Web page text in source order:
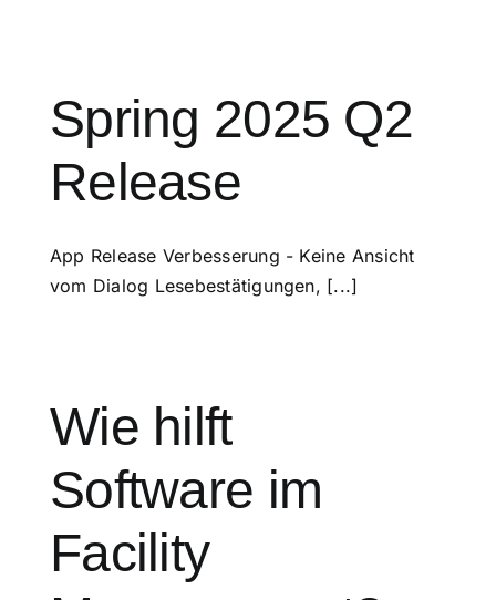
Spring 2025 Q2
Release
App Release Verbesserung - Keine Ansicht
vom Dialog Lesebestätigungen, [...]
Wie hilft
Software im
Facility